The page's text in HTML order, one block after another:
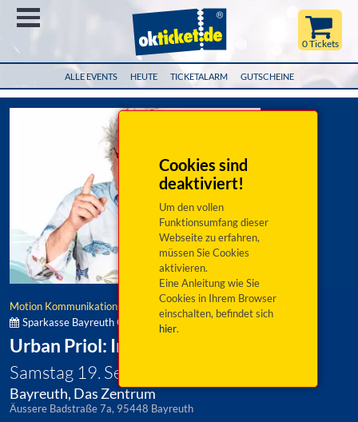
ALLE EVENTS HEUTE TICKETALARM GUTSCHEINE
0 Tickets
Cookies sind
deaktiviert!
Um den vollen
Funktionsumfang dieser
Webseite zu erfahren,
müssen Sie Cookies
aktivieren.
Eine Anleitung wie Sie
Cookies in Ihrem Browser
einschalten, befindet sich
hier.
Motion Kommunikationsgesellschaft mbh
Sparkasse Bayreuth Comedy- und Kabarett-Herbst:
Urban Priol: Im Fluss.
Samstag 19. September 2026
Bayreuth, Das Zentrum
Äussere Badstraße 7a, 95448 Bayreuth